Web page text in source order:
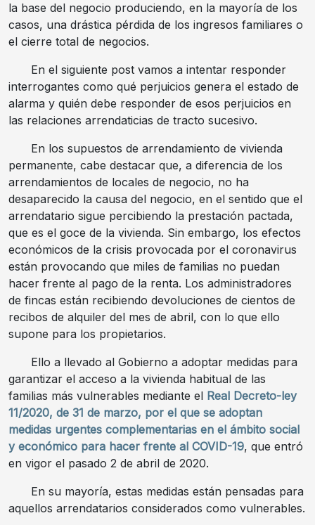
la base del negocio produciendo, en la mayoría de los
casos, una drástica pérdida de los ingresos familiares o
el cierre total de negocios.
En el siguiente post vamos a intentar responder
interrogantes como qué perjuicios genera el estado de
alarma y quién debe responder de esos perjuicios en
las relaciones arrendaticias de tracto sucesivo.
En los supuestos de arrendamiento de vivienda
permanente, cabe destacar que, a diferencia de los
arrendamientos de locales de negocio, no ha
desaparecido la causa del negocio, en el sentido que el
arrendatario sigue percibiendo la prestación pactada,
que es el goce de la vivienda. Sin embargo, los efectos
económicos de la crisis provocada por el coronavirus
están provocando que miles de familias no puedan
hacer frente al pago de la renta. Los administradores
de fincas están recibiendo devoluciones de cientos de
recibos de alquiler del mes de abril, con lo que ello
supone para los propietarios.
Ello a llevado al Gobierno a adoptar medidas para
garantizar el acceso a la vivienda habitual de las
familias más vulnerables mediante el Real Decreto-ley
11/2020, de 31 de marzo, por el que se adoptan
medidas urgentes complementarias en el ámbito social
y económico para hacer frente al COVID-19, que entró
en vigor el pasado 2 de abril de 2020.
En su mayoría, estas medidas están pensadas para
aquellos arrendatarios considerados como vulnerables.